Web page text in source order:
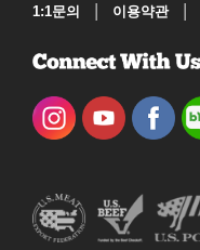
1:1문의 | 이용약관 |